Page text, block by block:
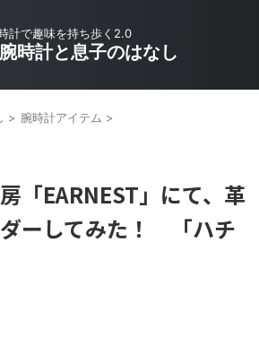
計で趣味を持ち歩く2.0
時計と息子のはなし
> 腕時計アイテム >
「EARNEST」にて、革
ーしてみた！ 「ハチ